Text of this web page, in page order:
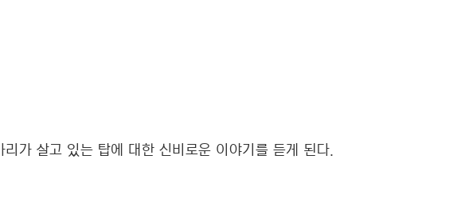
가 살고 있는 탑에 대한 신비로운 이야기를 듣게 된다.